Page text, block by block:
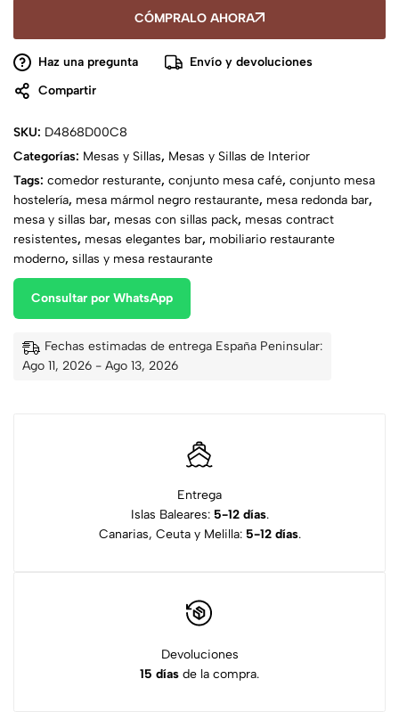
CÓMPRALO AHORA
Haz una pregunta
Envío y devoluciones
Compartir
SKU: D4868D00C8
Categorías: Mesas y Sillas, Mesas y Sillas de Interior
Tags: comedor resturante, conjunto mesa café, conjunto mesa
hostelería, mesa mármol negro restaurante, mesa redonda bar,
mesa y sillas bar, mesas con sillas pack, mesas contract
resistentes, mesas elegantes bar, mobiliario restaurante
moderno, sillas y mesa restaurante
Consultar por WhatsApp
Fechas estimadas de entrega España Peninsular:
Ago 11, 2026 - Ago 13, 2026
Entrega
Islas Baleares: 5-12 días.
Canarias, Ceuta y Melilla: 5-12 días.
Devoluciones
15 días de la compra.